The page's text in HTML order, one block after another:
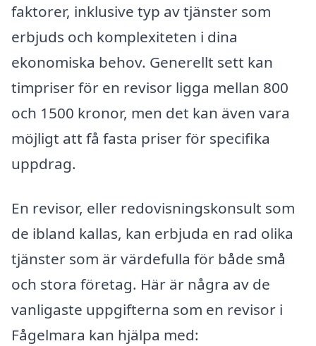
faktorer, inklusive typ av tjänster som
erbjuds och komplexiteten i dina
ekonomiska behov. Generellt sett kan
timpriser för en revisor ligga mellan 800
och 1500 kronor, men det kan även vara
möjligt att få fasta priser för specifika
uppdrag.
En revisor, eller redovisningskonsult som
de ibland kallas, kan erbjuda en rad olika
tjänster som är värdefulla för både små
och stora företag. Här är några av de
vanligaste uppgifterna som en revisor i
Fågelmara kan hjälpa med: